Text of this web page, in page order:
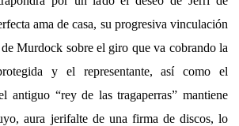
ama de casa, su progresiva vinculación
Murdock sobre el giro que va cobrando la
y el representante, así como el
antiguo “rey de las tragaperras” mantiene
aura jerifalte de una firma de discos, lo